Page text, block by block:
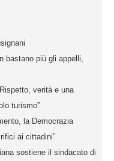
bastano più gli appelli,
verità e una
turismo”
la Democrazia
ai cittadini”
sostiene il sindacato di